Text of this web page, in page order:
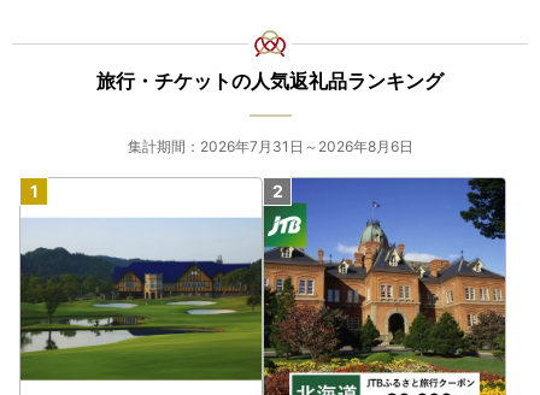
旅行・チケットの人気返礼品ランキング
集計期間：2026年7月31日～2026年8月6日